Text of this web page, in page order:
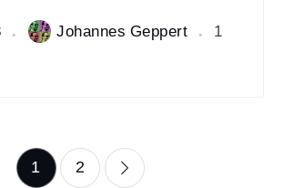
Johannes Geppert
1
1 2